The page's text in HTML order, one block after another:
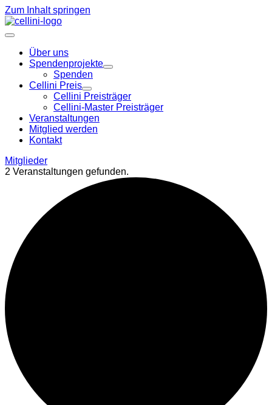
Zum Inhalt springen
Über uns
Spendenprojekte
Spenden
Cellini Preis
Cellini Preisträger
Cellini-Master Preisträger
Veranstaltungen
Mitglied werden
Kontakt
Mitglieder
2 Veranstaltungen gefunden.